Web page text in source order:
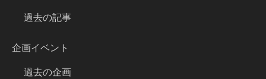
過去の記事
企画イベント
過去の企画